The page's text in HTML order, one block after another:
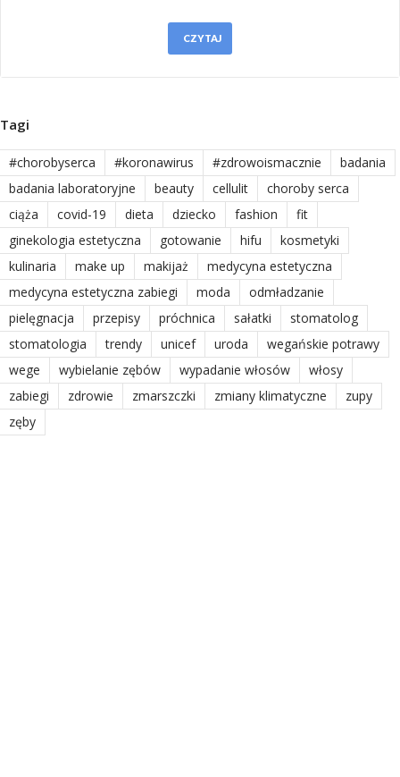
CZYTAJ
Tagi
#chorobyserca #koronawirus #zdrowoismacznie
badania
badania laboratoryjne
beauty cellulit
choroby serca
ciąża
covid-19 dieta dziecko fashion
fit
ginekologia estetyczna
gotowanie hifu
kosmetyki
kulinaria
make up makijaż
medycyna estetyczna
medycyna estetyczna zabiegi
moda
odmładzanie
pielęgnacja
przepisy próchnica sałatki
stomatolog
stomatologia
trendy unicef uroda
wegańskie potrawy
wege
wybielanie zębów wypadanie włosów
włosy
zabiegi
zdrowie zmarszczki zmiany klimatyczne
zupy
zęby